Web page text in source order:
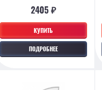
КУПИТЬ
ПОДРОБНЕЕ
2405 ₽